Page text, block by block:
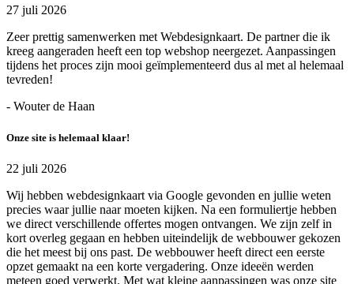
27 juli 2026
Zeer prettig samenwerken met Webdesignkaart. De partner die ik
kreeg aangeraden heeft een top webshop neergezet. Aanpassingen
tijdens het proces zijn mooi geïmplementeerd dus al met al helemaal
tevreden!
- Wouter de Haan
Onze site is helemaal klaar!
22 juli 2026
Wij hebben webdesignkaart via Google gevonden en jullie weten
precies waar jullie naar moeten kijken. Na een formuliertje hebben
we direct verschillende offertes mogen ontvangen. We zijn zelf in
kort overleg gegaan en hebben uiteindelijk de webbouwer gekozen
die het meest bij ons past. De webbouwer heeft direct een eerste
opzet gemaakt na een korte vergadering. Onze ideeën werden
meteen goed verwerkt. Met wat kleine aanpassingen was onze site